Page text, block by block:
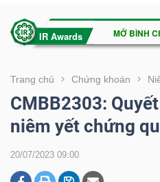
Trang chủ Chứng khoán
CMBB2303:
niêm yết chứng
20/07/2023 09:00
(-)
VIETSTOCK
CHỨNG